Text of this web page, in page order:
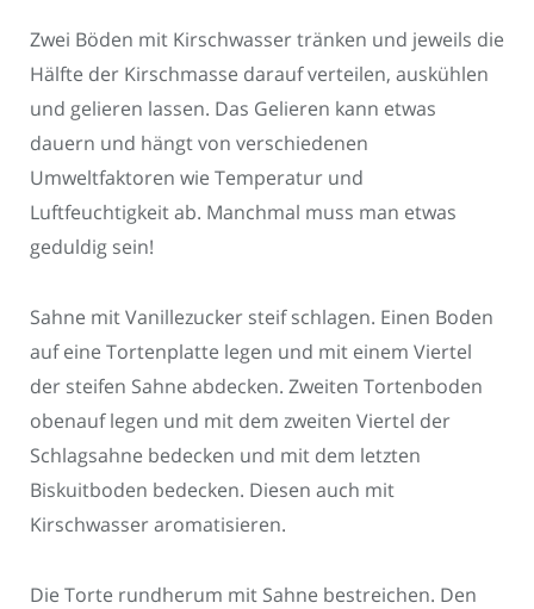
Zwei Böden mit Kirschwasser tränken und jeweils die
Hälfte der Kirschmasse darauf verteilen, auskühlen
und gelieren lassen. Das Gelieren kann etwas
dauern und hängt von verschiedenen
Umweltfaktoren wie Temperatur und
Luftfeuchtigkeit ab. Manchmal muss man etwas
geduldig sein!
Sahne mit Vanillezucker steif schlagen. Einen Boden
auf eine Tortenplatte legen und mit einem Viertel
der steifen Sahne abdecken. Zweiten Tortenboden
obenauf legen und mit dem zweiten Viertel der
Schlagsahne bedecken und mit dem letzten
Biskuitboden bedecken. Diesen auch mit
Kirschwasser aromatisieren.
Die Torte rundherum mit Sahne bestreichen. Den